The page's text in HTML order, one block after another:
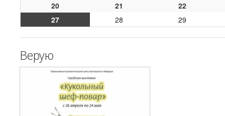
20
21
22
27
28 29
Верую